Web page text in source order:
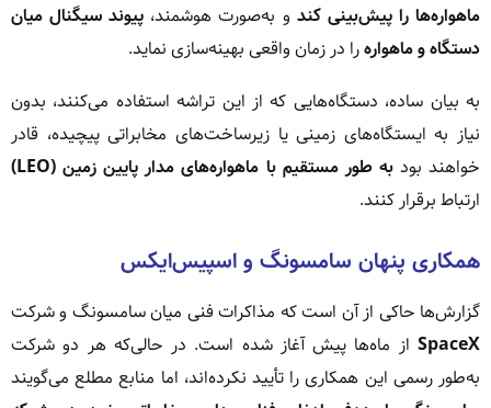
ماهواره‌ها را پیش‌بینی کند و به‌صورت هوشمند، پیوند سیگنال میان
دستگاه و ماهوارهرا در زمان واقعی بهینه‌سازی نماید.
به بیان ساده، دستگاه‌هایی که از این تراشه استفاده می‌کنند، بدون
نیاز به ایستگاه‌های زمینی یا زیرساخت‌های مخابراتی پیچیده، قادر
خواهند بودبه طور مستقیم با ماهواره‌های مدار پایین زمین (LEO)
ارتباط برقرار کنند.
همکاری پنهان سامسونگ و اسپیس‌ایکس
گزارش‌ها حاکی از آن است که مذاکرات فنی میان سامسونگ و شرکت
SpaceX از ماه‌ها پیش آغاز شده است. در حالی‌که هر دو شرکت
به‌طور رسمی این همکاری را تأیید نکرده‌اند، اما منابع مطلع می‌گویند